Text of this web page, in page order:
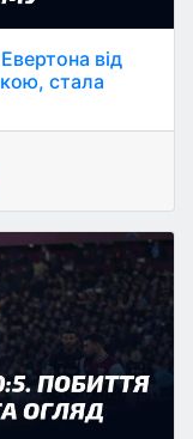
від
стала